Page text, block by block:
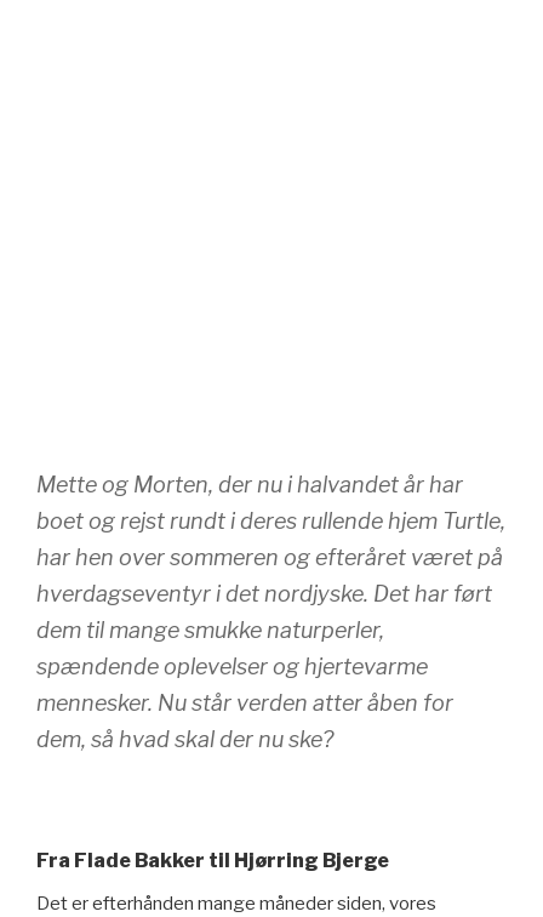
Mette og Morten, der nu i halvandet år har
boet og rejst rundt i deres rullende hjem Turtle,
har hen over sommeren og efteråret været på
hverdagseventyr i det nordjyske. Det har ført
dem til mange smukke naturperler,
spændende oplevelser og hjertevarme
mennesker. Nu står verden atter åben for
dem, så hvad skal der nu ske?
Fra Flade Bakker til Hjørring Bjerge
Det er efterhånden mange måneder siden, vores